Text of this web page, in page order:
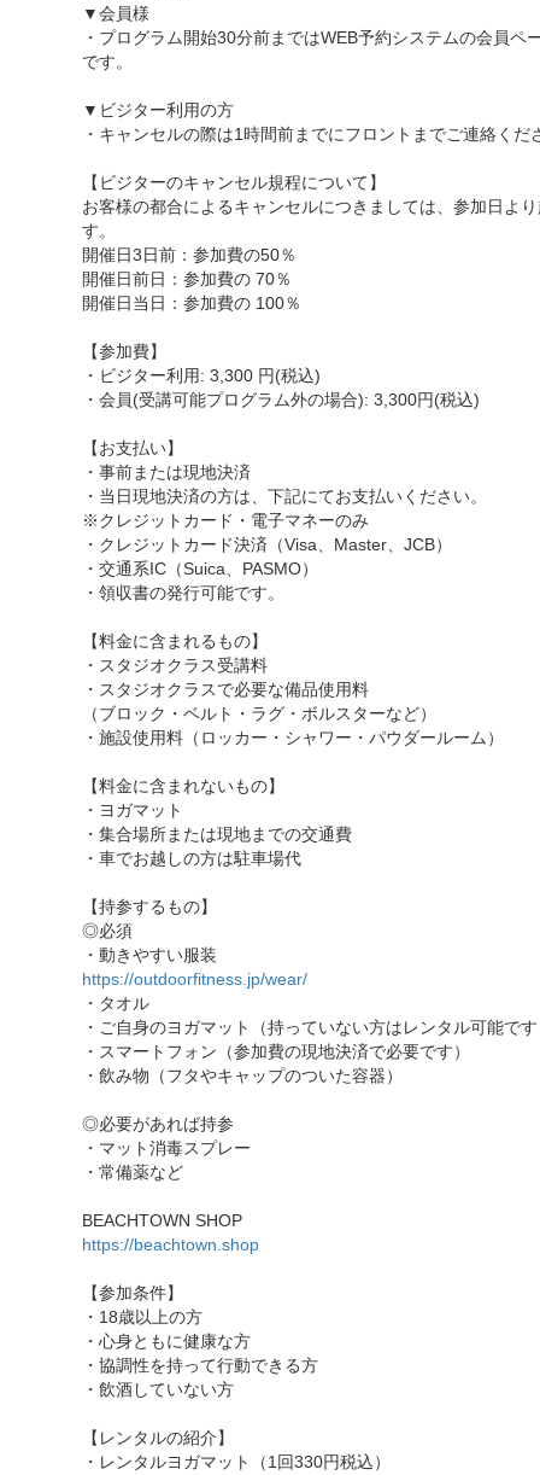
▼会員様
・プログラム開始30分前まではWEB予約システムの会員
です。
▼ビジター利用の方
・キャンセルの際は1時間前までにフロントまでご連絡くだ
【ビジターのキャンセル規程について】
お客様の都合によるキャンセルにつきましては、参加日よ
す。
開催日3日前：参加費の50％
開催日前日：参加費の 70％
開催日当日：参加費の 100％
【参加費】
・ビジター利用: 3,300 円(税込)
・会員(受講可能プログラム外の場合): 3,300円(税込)
【お支払い】
・事前または現地決済
・当日現地決済の方は、下記にてお支払いください。
※クレジットカード・電子マネーのみ
・クレジットカード決済（Visa、Master、JCB）
・交通系IC（Suica、PASMO）
・領収書の発行可能です。
【料金に含まれるもの】
・スタジオクラス受講料
・スタジオクラスで必要な備品使用料
（ブロック・ベルト・ラグ・ボルスターなど）
・施設使用料（ロッカー・シャワー・パウダールーム）
【料金に含まれないもの】
・ヨガマット
・集合場所または現地までの交通費
・車でお越しの方は駐車場代
【持参するもの】
◎必須
・動きやすい服装
https://outdoorfitness.jp/wear/
・タオル
・ご自身のヨガマット（持っていない方はレンタル可能で
・スマートフォン（参加費の現地決済で必要です）
・飲み物（フタやキャップのついた容器）
◎必要があれば持参
・マット消毒スプレー
・常備薬など
BEACHTOWN SHOP
https://beachtown.shop
【参加条件】
・18歳以上の方
・心身ともに健康な方
・協調性を持って行動できる方
・飲酒していない方
【レンタルの紹介】
・レンタルヨガマット（1回330円税込）